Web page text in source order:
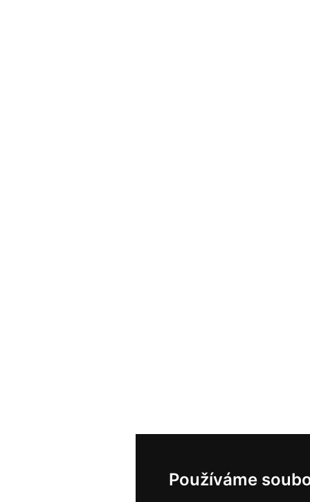
Používáme